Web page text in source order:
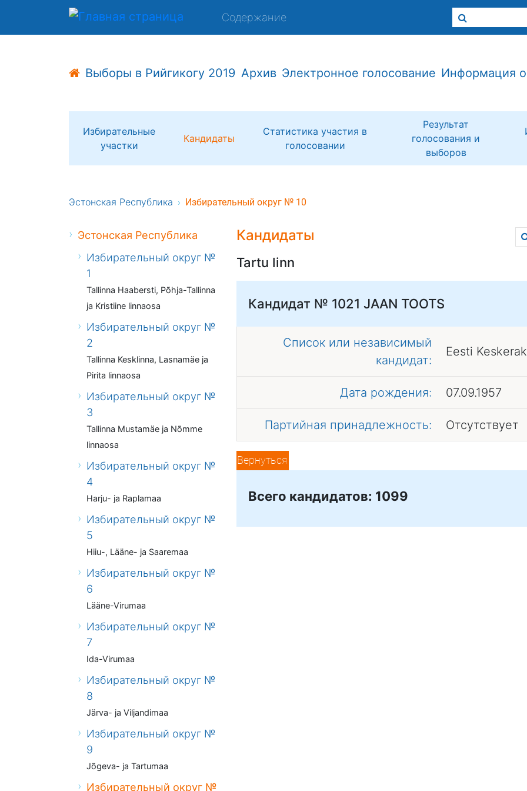
Содержание
Выборы в Рийгикогу 2019 Архив Электронное голосование Информация
Избирательные
участки
Кандидаты
Статистика участия в
голосовании
Результат
голосования и
выборов
Эстонская Республика Избирательный округ № 10
Эстонская Республика
Избирательный округ №
1
Tallinna Haabersti, Põhja-Tallinna
ja Kristiine linnaosa
Избирательный округ №
2
Tallinna Kesklinna, Lasnamäe ja
Pirita linnaosa
Избирательный округ №
3
Tallinna Mustamäe ja Nõmme
linnaosa
Избирательный округ №
4
Harju- ja Raplamaa
Избирательный округ №
5
Hiiu-, Lääne- ja Saaremaa
Избирательный округ №
6
Lääne-Virumaa
Избирательный округ №
7
Ida-Virumaa
Избирательный округ №
8
Järva- ja Viljandimaa
Избирательный округ №
9
Jõgeva- ja Tartumaa
Избирательный округ №
Кандидаты
Tartu linn
Кандидат № 1021 JAAN TOOTS
Список или независимый
кандидат:
Eesti
Дата рождения: 07.09.1957
Партийная принадлежность: Отсутствует
Вернуться
Всего кандидатов: 1099